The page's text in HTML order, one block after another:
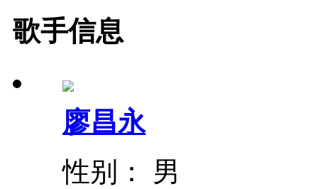
歌手信息
廖昌永
性别： 男